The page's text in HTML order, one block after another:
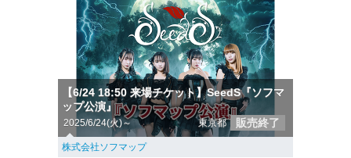
【6/24 18:50 来場チケット】SeedS『ソフマ
ップ公演』
2025/6/24(火)～ 東京都 販売終了
株式会社ソフマップ